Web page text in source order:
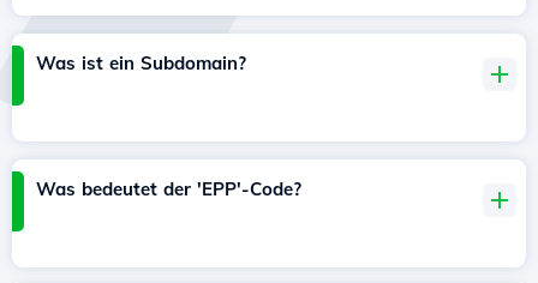
Was ist ein Subdomain?
Was bedeutet der 'EPP'-Code?